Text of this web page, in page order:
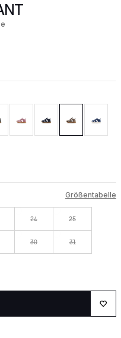
Größentabelle
24 25
30 31